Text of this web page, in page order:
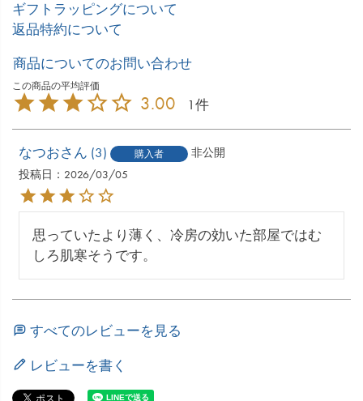
ギフトラッピングについて
返品特約について
商品についてのお問い合わせ
3.00 1
なつお 3 購入者
非公開
投稿日
2026/03/05
思っていたより薄く、冷房の効いた部屋ではむ
しろ肌寒そうです。
すべてのレビューを見る
レビューを書く